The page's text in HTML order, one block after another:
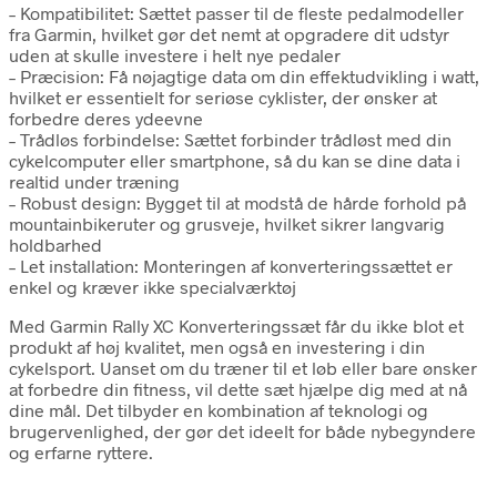
– Kompatibilitet: Sættet passer til de fleste pedalmodeller
fra Garmin, hvilket gør det nemt at opgradere dit udstyr
uden at skulle investere i helt nye pedaler
– Præcision: Få nøjagtige data om din effektudvikling i watt,
hvilket er essentielt for seriøse cyklister, der ønsker at
forbedre deres ydeevne
– Trådløs forbindelse: Sættet forbinder trådløst med din
cykelcomputer eller smartphone, så du kan se dine data i
realtid under træning
– Robust design: Bygget til at modstå de hårde forhold på
mountainbikeruter og grusveje, hvilket sikrer langvarig
holdbarhed
– Let installation: Monteringen af konverteringssættet er
enkel og kræver ikke specialværktøj
Med Garmin Rally XC Konverteringssæt får du ikke blot et
produkt af høj kvalitet, men også en investering i din
cykelsport. Uanset om du træner til et løb eller bare ønsker
at forbedre din fitness, vil dette sæt hjælpe dig med at nå
dine mål. Det tilbyder en kombination af teknologi og
brugervenlighed, der gør det ideelt for både nybegyndere
og erfarne ryttere.